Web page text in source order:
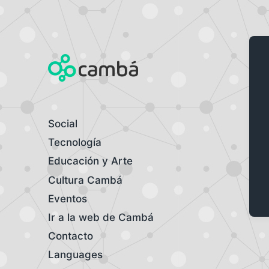
Social
Tecnología
Educación y Arte
Cultura Cambá
Eventos
Ir a la web de Cambá
Contacto
Languages